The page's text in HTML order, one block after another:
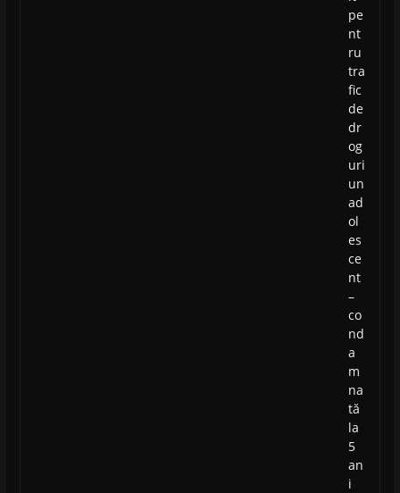
pe
nt
ru
tra
fic
de
dr
og
uri
un
ad
ol
es
ce
nt
–
co
nd
a
m
na
tă
la
5
an
i